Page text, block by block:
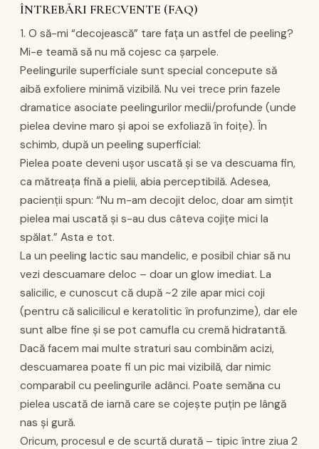
ÎNTREBĂRI FRECVENTE (FAQ)
1. O să-mi “decojească” tare fața un astfel de peeling?
Mi-e teamă să nu mă cojesc ca șarpele.
Peelingurile superficiale sunt special concepute să
aibă exfoliere minimă vizibilă. Nu vei trece prin fazele
dramatice asociate peelingurilor medii/profunde (unde
pielea devine maro și apoi se exfoliază în foițe). În
schimb, după un peeling superficial:
Pielea poate deveni ușor uscată și se va descuama fin,
ca mătreața fină a pielii, abia perceptibilă. Adesea,
pacienții spun: “Nu m-am decojit deloc, doar am simțit
pielea mai uscată și s-au dus câteva cojițe mici la
spălat.” Asta e tot.
La un peeling lactic sau mandelic, e posibil chiar să nu
vezi descuamare deloc – doar un glow imediat. La
salicilic, e cunoscut că după ~2 zile apar mici coji
(pentru că salicilicul e keratolitic în profunzime), dar ele
sunt albe fine și se pot camufla cu cremă hidratantă.
Dacă facem mai multe straturi sau combinăm acizi,
descuamarea poate fi un pic mai vizibilă, dar nimic
comparabil cu peelingurile adânci. Poate semăna cu
pielea uscată de iarnă care se cojește puțin pe lângă
nas și gură.
Oricum, procesul e de scurtă durată – tipic între ziua 2